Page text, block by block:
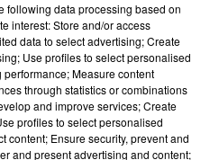
sort des robinets
de Hoerdt ont vu de
robinets. Face aux
following data processing based on
interest: Store and/or access
data to select advertising; Create
Use profiles to select personalised
Measure content
through statistics or combinations
and improve services; Create
profiles to select personalised
content; Ensure security, prevent and
and present advertising and content;